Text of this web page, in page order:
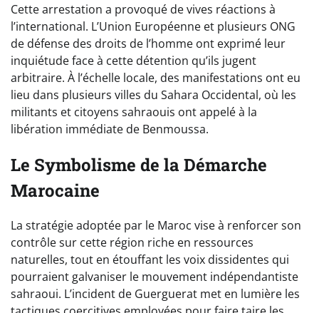
Cette arrestation a provoqué de vives réactions à
l’international. L’Union Européenne et plusieurs ONG
de défense des droits de l’homme ont exprimé leur
inquiétude face à cette détention qu’ils jugent
arbitraire. À l’échelle locale, des manifestations ont eu
lieu dans plusieurs villes du Sahara Occidental, où les
militants et citoyens sahraouis ont appelé à la
libération immédiate de Benmoussa.
Le Symbolisme de la Démarche
Marocaine
La stratégie adoptée par le Maroc vise à renforcer son
contrôle sur cette région riche en ressources
naturelles, tout en étouffant les voix dissidentes qui
pourraient galvaniser le mouvement indépendantiste
sahraoui. L’incident de Guerguerat met en lumière les